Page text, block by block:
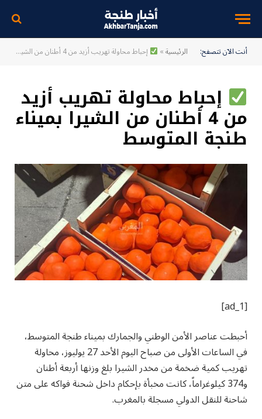
أنت الآن تتصفح: الرئيسية» إحباط محاولة تهريب أزيد من 4 أطنان من الشيرا بميناء طنجة المتوسط
إحباط محاولة تهريب أزيد
من 4 أطنان من الشيرا بميناء
طنجة المتوسط
[ad_1]
أحبطت عناصر الأمن الوطني والجمارك بميناء طنجة المتوسط،
في الساعات الأولى من صباح اليوم الأحد 27 يوليوز، محاولة
تهريب كمية ضخمة من مخدر الشيرا بلغ وزنها أربعة أطنان
و374 كيلوغراماً، كانت مخبأة بإحكام داخل شحنة فواكه على متن
شاحنة للنقل الدولي مسجلة بالمغرب.